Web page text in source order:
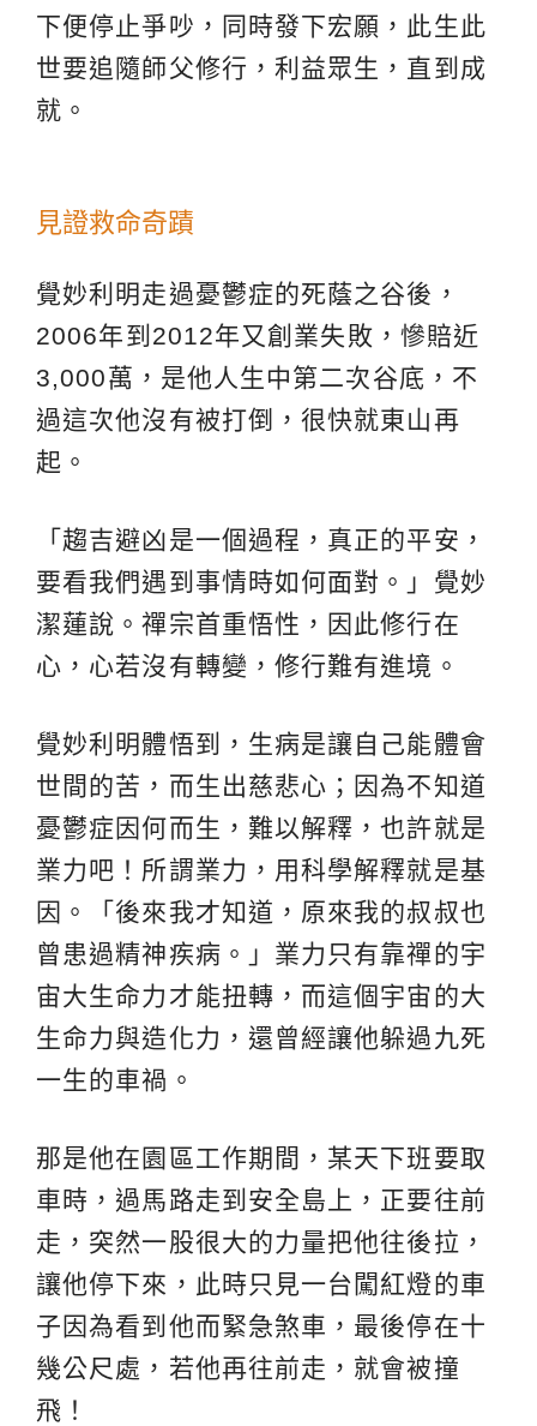
下便停止爭吵，同時發下宏願，此生此
世要追隨師父修行，利益眾生，直到成
就。
見證救命奇蹟
覺妙利明走過憂鬱症的死蔭之谷後，
2006年到2012年又創業失敗，慘賠近
3,000萬，是他人生中第二次谷底，不
過這次他沒有被打倒，很快就東山再
起。
「趨吉避凶是一個過程，真正的平安，
要看我們遇到事情時如何面對。」覺妙
潔蓮說。禪宗首重悟性，因此修行在
心，心若沒有轉變，修行難有進境。
覺妙利明體悟到，生病是讓自己能體會
世間的苦，而生出慈悲心；因為不知道
憂鬱症因何而生，難以解釋，也許就是
業力吧！所謂業力，用科學解釋就是基
因。「後來我才知道，原來我的叔叔也
曾患過精神疾病。」業力只有靠禪的宇
宙大生命力才能扭轉，而這個宇宙的大
生命力與造化力，還曾經讓他躲過九死
一生的車禍。
那是他在園區工作期間，某天下班要取
車時，過馬路走到安全島上，正要往前
走，突然一股很大的力量把他往後拉，
讓他停下來，此時只見一台闖紅燈的車
子因為看到他而緊急煞車，最後停在十
幾公尺處，若他再往前走，就會被撞
飛！